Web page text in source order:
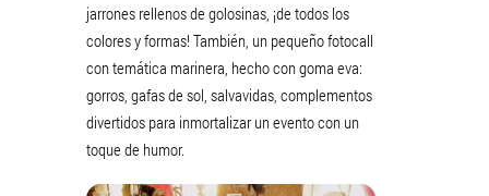
jarrones rellenos de golosinas, ¡de todos los
colores y formas! También, un pequeño fotocall
con temática marinera, hecho con goma eva:
gorros, gafas de sol, salvavidas, complementos
divertidos para inmortalizar un evento con un
toque de humor.